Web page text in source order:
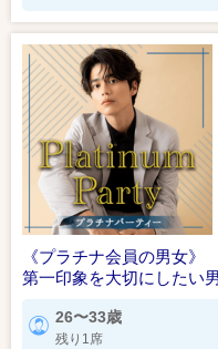
《プラチナ会員の男女》
第一印象を大切にしたい
26〜33歳
残り1席